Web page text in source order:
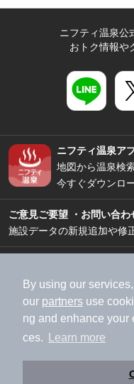
By using our
our partners use
ng and enhance your
ces.
Learn more
ニフティ温泉公
おトク情報や
ニフティ温泉ア
地図から温泉検
今すぐダウンロ
ご意見ご要望 ・お問い合わ
施設データの新規追加や修
加盟店募集（資
利用規約
ライ
特定商取引法に
運営会社